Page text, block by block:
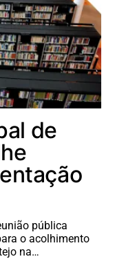
de
pública
o acolhimento
na…